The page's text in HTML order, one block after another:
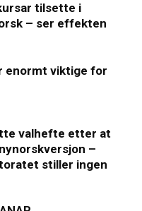
tilsette i
– ser effekten
enormt viktige for
valhefte etter at
–
stiller ingen